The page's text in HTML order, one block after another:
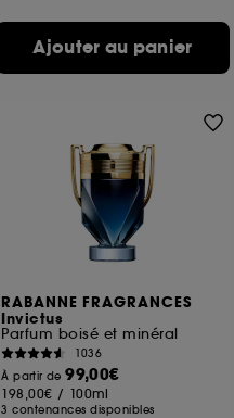
Ajouter au panier
RABANNE FRAGRANCES
Invictus
Parfum boisé et minéral
1036
À partir de99,00€
198,00€ / 100ml
3 contenances disponibles